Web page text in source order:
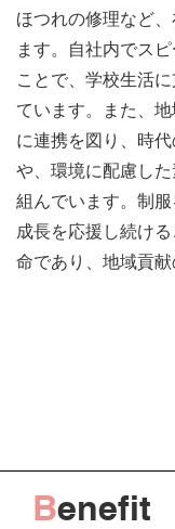
ほつれの修理など
ます。自社内でス
ことで、学校生活
ています。また、
に連携を図り、時
や、環境に配慮し
組んでいます。制
成長を応援し続け
命であり、地域貢献
Benefit